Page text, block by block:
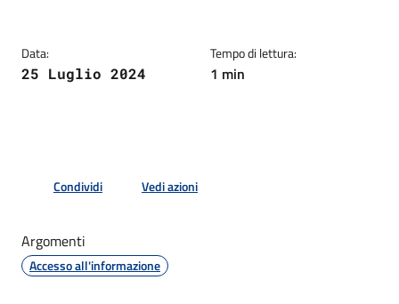
Data:
25 Luglio 2024
Tempo di lettura:
1 min
Condividi Vedi azioni
Argomenti
Accesso all'informazione